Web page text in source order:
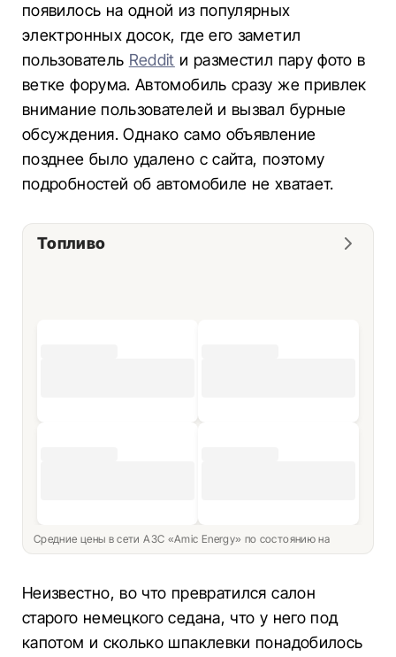
появилось на одной из популярных
электронных досок, где его заметил
пользователь Reddit и разместил пару фото в
ветке форума. Автомобиль сразу же привлек
внимание пользователей и вызвал бурные
обсуждения. Однако само объявление
позднее было удалено с сайта, поэтому
подробностей об автомобиле не хватает.
Топливо
Средние цены в сети АЗС «Amic Energy» по состоянию на
Неизвестно, во что превратился салон
старого немецкого седана, что у него под
капотом и сколько шпаклевки понадобилось